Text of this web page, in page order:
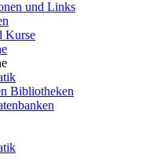
und Links
Kurse
Bibliotheken